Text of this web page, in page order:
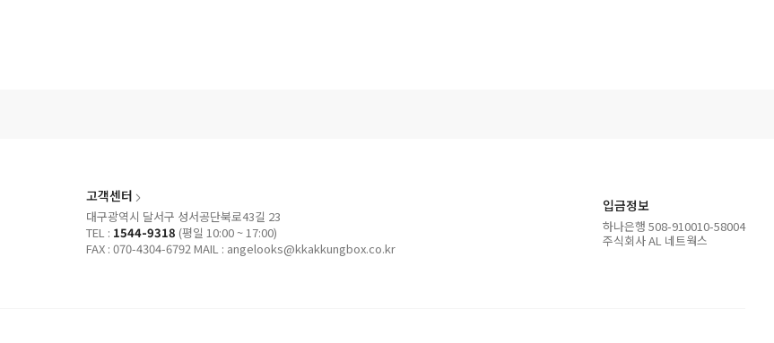
고객센터
대구광역시 달서구 성서공단북로43길 23
TEL : 1544-9318 (평일 10:00 ~ 17:00)
FAX : 070-4304-6792MAIL : angelooks@kkakkungbox.co.kr
입금정보
하나은행 508-910010-58004
주식회사 AL 네트웍스